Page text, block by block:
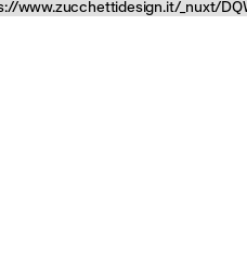
www.zucchettidesign.it/_nuxt/